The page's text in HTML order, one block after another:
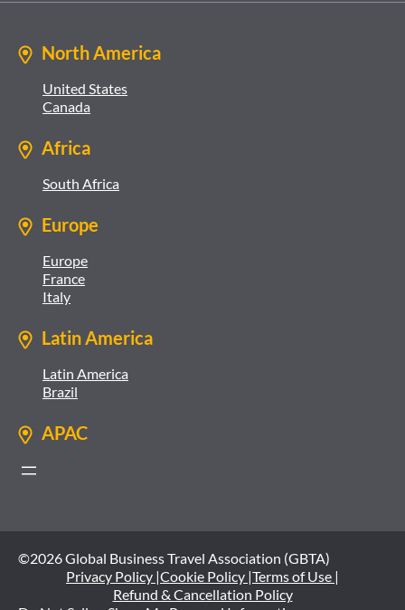
North America
United States
Canada
Africa
South Africa
Europe
Europe
France
Italy
Latin America
Latin America
Brazil
APAC
©2026 Global Business Travel Association (GBTA)
Privacy Policy |Cookie Policy |Terms of Use |
Refund & Cancellation Policy